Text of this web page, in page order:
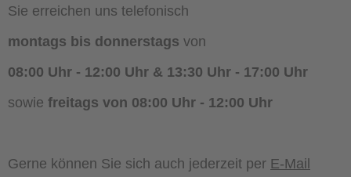
Sie erreichen uns telefonisch
montags bis donnerstags von
08:00 Uhr - 12:00 Uhr & 13:30 Uhr - 17:00 Uhr
sowie freitags von 08:00 Uhr - 12:00 Uhr
Gerne können Sie sich auch jederzeit per E-Mail